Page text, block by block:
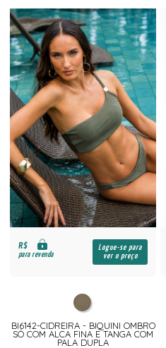
R$
para revenda
Logue-se para
ver o preço
BI6142-CIDREIRA - BIQUINI OMBRO
SÓ COM ALCA FINA E TANGA COM
PALA DUPLA